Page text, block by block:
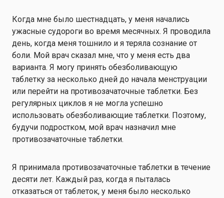
Когда мне было шестнадцать, у меня начались
ужасные судороги во время месячных. Я проводила
день, когда меня тошнило и я теряла сознание от
боли. Мой врач сказал мне, что у меня есть два
варианта. Я могу принять обезболивающую
таблетку за несколько дней до начала менструации
или перейти на противозачаточные таблетки. Без
регулярных циклов я не могла успешно
использовать обезболивающие таблетки. Поэтому,
будучи подростком, мой врач назначил мне
противозачаточные таблетки.
Я принимала противозачаточные таблетки в течение
десяти лет. Каждый раз, когда я пыталась
отказаться от таблеток, у меня было несколько